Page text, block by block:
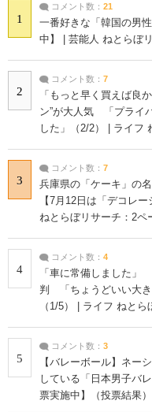
1
コメント数： 21
一番好きな「韓国の男
中】 | 芸能人 ねとらぼ
2
コメント数： 7
「もっと早く買えば良
ン”が大人気 「プライ
した」（2/2） | ライフ
3
コメント数： 7
兵庫県の「ケーキ」の
【7月12日は「デコレ
ねとらぼリサーチ：2ペ
4
コメント数： 4
「車に常備しました」
判 「ちょうどいい大き
（1/5） | ライフ ねとら
5
コメント数： 3
【バレーボール】ネー
している「日本男子バ
票実施中】（投票結果